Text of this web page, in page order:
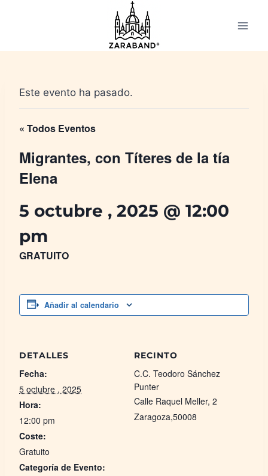
Este evento ha pasado.
« Todos Eventos
Migrantes, con Títeres de la tía
Elena
5 octubre , 2025 @ 12:00
pm
GRATUITO
Añadir al calendario
DETALLES
Fecha:
5 octubre , 2025
Hora:
12:00 pm
Coste:
Gratuito
Categoría de Evento:
RECINTO
C.C. Teodoro Sánchez
Punter
Calle Raquel Meller, 2
Zaragoza,50008